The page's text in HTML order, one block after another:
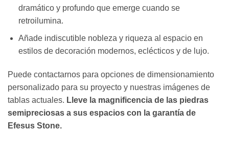
dramático y profundo que emerge cuando se
retroilumina.
Añade indiscutible nobleza y riqueza al espacio en
estilos de decoración modernos, eclécticos y de lujo.
Puede contactarnos para opciones de dimensionamiento
personalizado para su proyecto y nuestras imágenes de
tablas actuales. Lleve la magnificencia de las piedras
semipreciosas a sus espacios con la garantía de
Efesus Stone.